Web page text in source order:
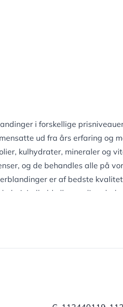
i forskellige
ud fra års erfaring og
kulhydrater, mineraler og
og de behandles alle på
er af bedste
eller særlige
en fugleart end hos en
afskallede og kan derfor ikke